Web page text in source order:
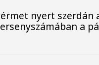
nyert szerdán
a